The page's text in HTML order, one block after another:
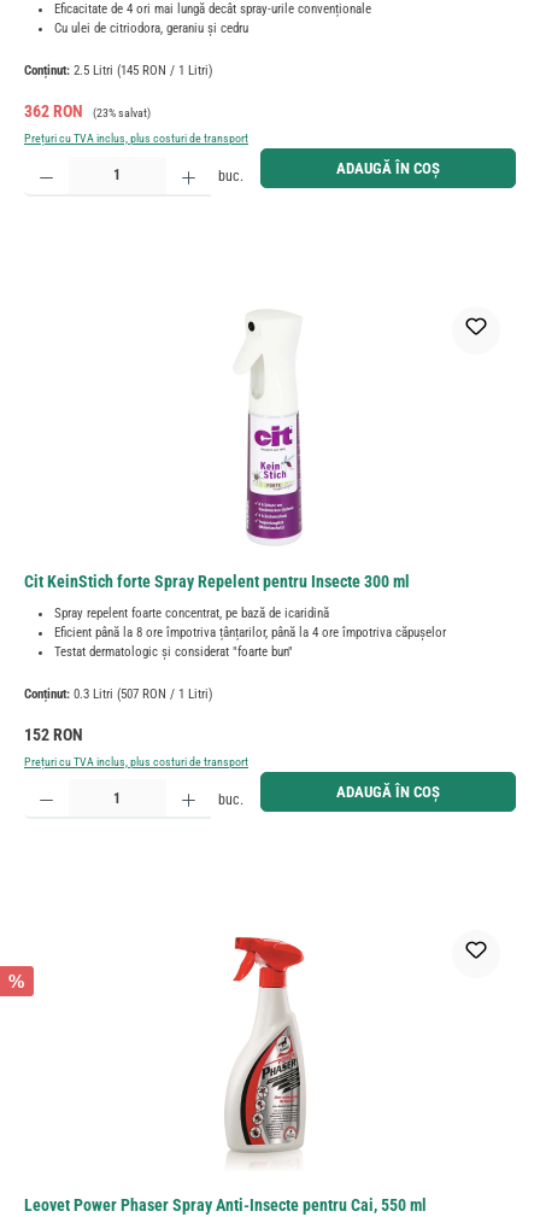
Eficacitate de 4 ori mai lungă decât spray-urile convenționale
Cu ulei de citriodora, geraniu și cedru
Conținut: 2.5 Litri (145 RON / 1 Litri)
Preț de vânzare:
362 RON Preț obișnuit:
(23% salvat)
Prețuri cu TVA inclus, plus costuri de transport
Cantitate produs: Introduceți cantitatea dorită sau utilizați butoanele pentru a mări sau micșora
buc. ADAUGĂ ÎN COȘ
Cit KeinStich forte Spray Repelent pentru Insecte 300 ml
Spray repelent foarte concentrat, pe bază de icaridină
Eficient până la 8 ore împotriva țânțarilor, până la 4 ore împotriva căpușelor
Testat dermatologic și considerat "foarte bun"
Conținut: 0.3 Litri (507 RON / 1 Litri)
Preț obișnuit:
152 RON
Prețuri cu TVA inclus, plus costuri de transport
Cantitate produs: Introduceți cantitatea dorită sau utilizați butoanele pentru a mări sau micșora
buc. ADAUGĂ ÎN COȘ
%
Leovet Power Phaser Spray Anti-Insecte pentru Cai, 550 ml